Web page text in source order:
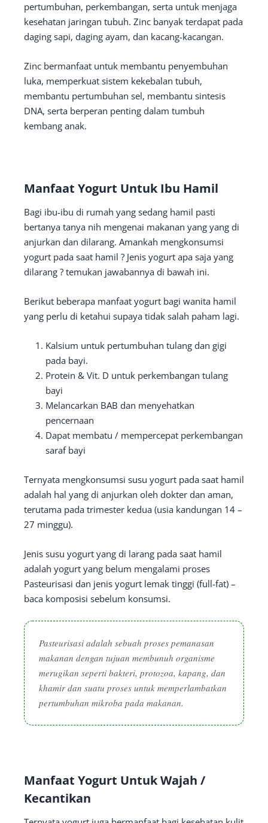
pertumbuhan, perkembangan, serta untuk menjaga
kesehatan jaringan tubuh. Zinc banyak terdapat pada
daging sapi, daging ayam, dan kacang-kacangan.
Zinc bermanfaat untuk membantu penyembuhan
luka, memperkuat sistem kekebalan tubuh,
membantu pertumbuhan sel, membantu sintesis
DNA, serta berperan penting dalam tumbuh
kembang anak.
Manfaat Yogurt Untuk Ibu Hamil
Bagi ibu-ibu di rumah yang sedang hamil pasti
bertanya tanya nih mengenai makanan yang yang di
anjurkan dan dilarang. Amankah mengkonsumsi
yogurt pada saat hamil ? Jenis yogurt apa saja yang
dilarang ? temukan jawabannya di bawah ini.
Berikut beberapa manfaat yogurt bagi wanita hamil
yang perlu di ketahui supaya tidak salah paham lagi.
Kalsium untuk pertumbuhan tulang dan gigi
pada bayi.
Protein & Vit. D untuk perkembangan tulang
bayi
Melancarkan BAB dan menyehatkan
pencernaan
Dapat membatu / mempercepat perkembangan
saraf bayi
Ternyata mengkonsumsi susu yogurt pada saat hamil
adalah hal yang di anjurkan oleh dokter dan aman,
terutama pada trimester kedua (usia kandungan 14 –
27 minggu).
Jenis susu yogurt yang di larang pada saat hamil
adalah yogurt yang belum mengalami proses
Pasteurisasi dan jenis yogurt lemak tinggi (full-fat) –
baca komposisi sebelum konsumsi.
Pasteurisasi adalah sebuah proses pemanasan
makanan dengan tujuan membunuh organisme
merugikan seperti bakteri, protozoa, kapang, dan
khamir dan suatu proses untuk memperlambatkan
pertumbuhan mikroba pada makanan.
Manfaat Yogurt Untuk Wajah /
Kecantikan